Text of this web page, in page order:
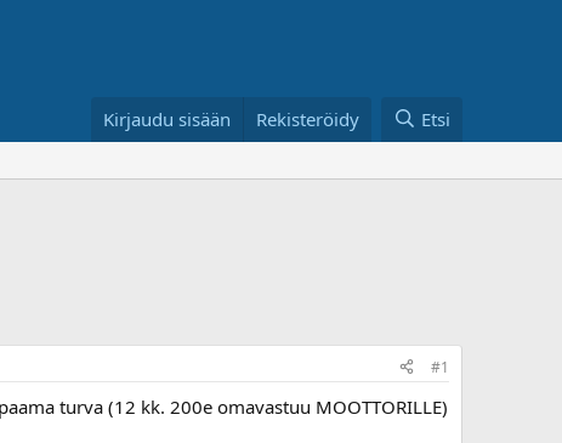
Kirjaudu sisään Rekisteröidy Etsi
#1
turva (12 kk. 200e omavastuu MOOTTORILLE)